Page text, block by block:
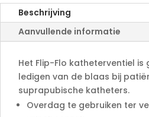
a
t
Beschrijving
Aanvullende informatie
Het Flip-Flo katheterventiel is
ledigen van de blaas bij
suprapubische katheters.
Overdag te gebruiken ter